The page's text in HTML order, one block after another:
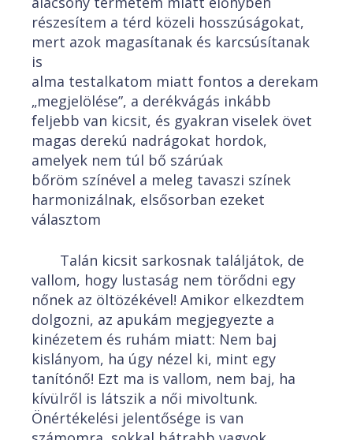
részesítem a térd közeli hosszúságokat,
mert azok magasítanak és karcsúsítanak
is
alma testalkatom miatt fontos a derekam
„megjelölése”, a derékvágás inkább
feljebb van kicsit, és gyakran viselek övet
magas derekú nadrágokat hordok,
amelyek nem túl bő szárúak
bőröm színével a meleg tavaszi színek
harmonizálnak, elsősorban ezeket
választom
Talán kicsit sarkosnak találjátok, de
vallom, hogy lustaság nem törődni egy
nőnek az öltözékével! Amikor elkezdtem
dolgozni, az apukám megjegyezte a
kinézetem és ruhám miatt: Nem baj
kislányom, ha úgy nézel ki, mint egy
tanítónő! Ezt ma is vallom, nem baj, ha
kívülről is látszik a női mivoltunk.
Önértékelési jelentősége is van